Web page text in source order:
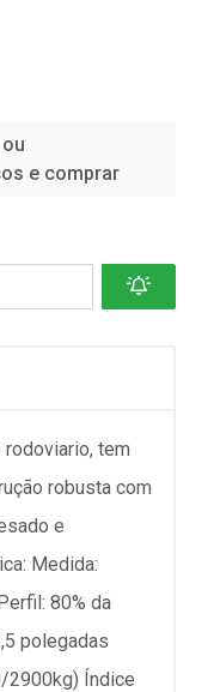
e comprar
rodoviario, tem
robusta com
e
Medida:
80% da
polegadas
2900kg) Índice